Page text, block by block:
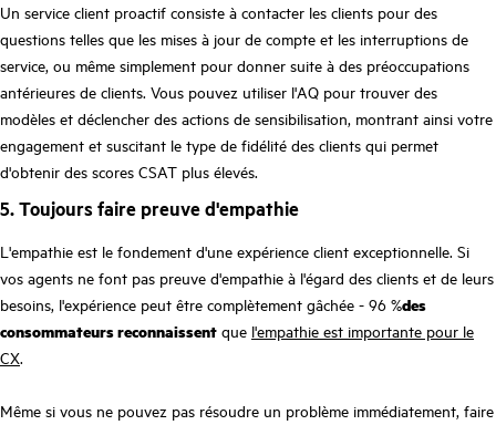
Un service client proactif consiste à contacter les clients pour des
questions telles que les mises à jour de compte et les interruptions de
service, ou même simplement pour donner suite à des préoccupations
antérieures de clients. Vous pouvez utiliser l'AQ pour trouver des
modèles et déclencher des actions de sensibilisation, montrant ainsi votre
engagement et suscitant le type de fidélité des clients qui permet
d'obtenir des scores CSAT plus élevés.
5. Toujours faire preuve d'empathie
L'empathie est le fondement d'une expérience client exceptionnelle. Si
vos agents ne font pas preuve d'empathie à l'égard des clients et de leurs
besoins, l'expérience peut être complètement gâchée - 96 %des
consommateurs reconnaissent que l'empathie est importante pour le
CX.
Même si vous ne pouvez pas résoudre un problème immédiatement, faire